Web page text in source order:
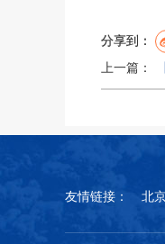
分享到：
上一篇：
友情链接：
北